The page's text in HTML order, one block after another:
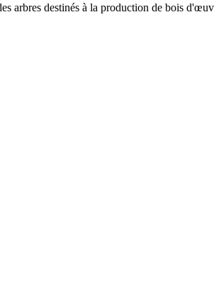
arbres destinés à la production de bois